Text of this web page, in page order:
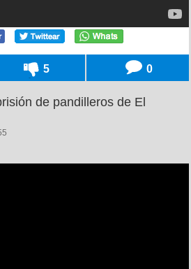
5 0
de pandilleros de El